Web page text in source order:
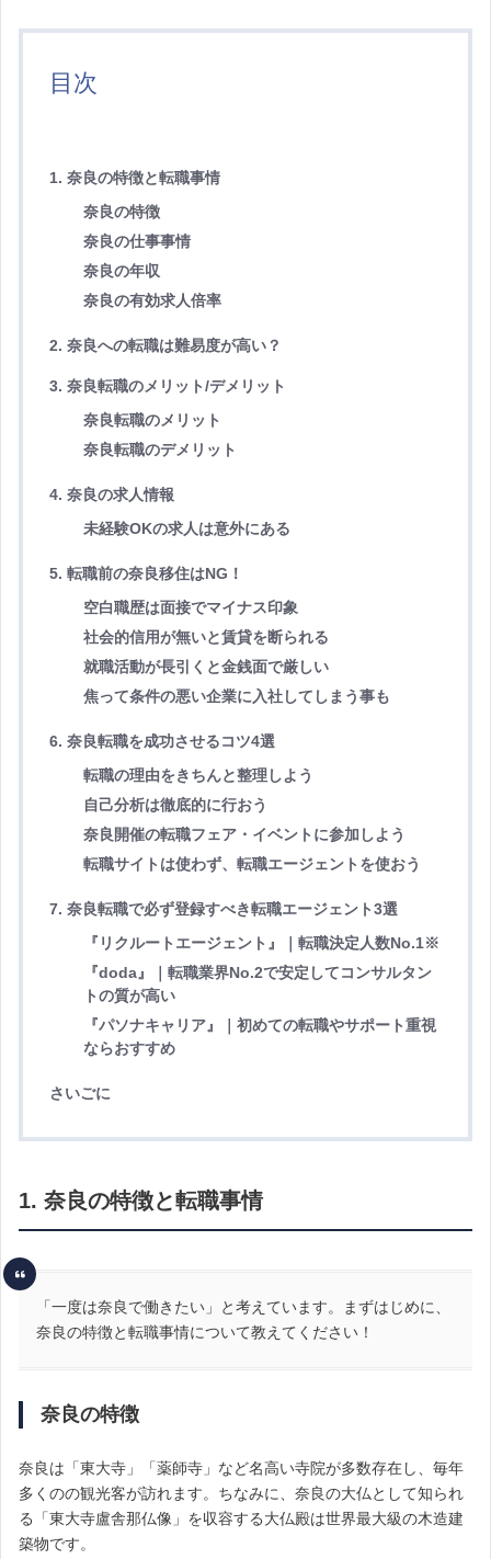
目次
1. 奈良の特徴と転職事情
奈良の特徴
奈良の仕事事情
奈良の年収
奈良の有効求人倍率
2. 奈良への転職は難易度が高い？
3. 奈良転職のメリット/デメリット
奈良転職のメリット
奈良転職のデメリット
4. 奈良の求人情報
未経験OKの求人は意外にある
5. 転職前の奈良移住はNG！
空白職歴は面接でマイナス印象
社会的信用が無いと賃貸を断られる
就職活動が長引くと金銭面で厳しい
焦って条件の悪い企業に入社してしまう事も
6. 奈良転職を成功させるコツ4選
転職の理由をきちんと整理しよう
自己分析は徹底的に行おう
奈良開催の転職フェア・イベントに参加しよう
転職サイトは使わず、転職エージェントを使おう
7. 奈良転職で必ず登録すべき転職エージェント3選
『リクルートエージェント』｜転職決定人数No.1※
『doda』｜転職業界No.2で安定してコンサルタン
トの質が高い
『パソナキャリア』｜初めての転職やサポート重視
ならおすすめ
さいごに
1. 奈良の特徴と転職事情
「一度は奈良で働きたい」と考えています。まずはじめに、
奈良の特徴と転職事情について教えてください！
奈良の特徴
奈良は「東大寺」「薬師寺」など名高い寺院が多数存在し、毎年
多くのの観光客が訪れます。ちなみに、奈良の大仏として知られ
る「東大寺盧舎那仏像」を収容する大仏殿は世界最大級の木造建
築物です。